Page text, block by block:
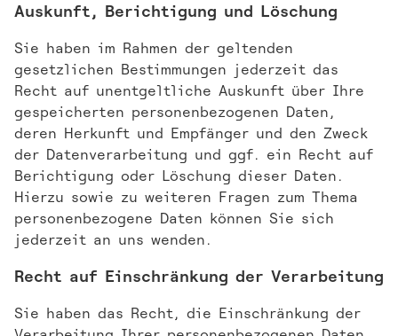
Auskunft, Berichtigung und Löschung
Sie haben im Rahmen der geltenden
gesetzlichen Bestimmungen jederzeit das
Recht auf unentgeltliche Auskunft über Ihre
gespeicherten personenbezogenen Daten,
deren Herkunft und Empfänger und den Zweck
der Datenverarbeitung und ggf. ein Recht auf
Berichtigung oder Löschung dieser Daten.
Hierzu sowie zu weiteren Fragen zum Thema
personenbezogene Daten können Sie sich
jederzeit an uns wenden.
Recht auf Einschränkung der Verarbeitung
Sie haben das Recht, die Einschränkung der